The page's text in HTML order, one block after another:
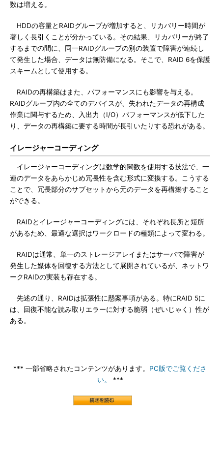
数は増える。
HDDの容量とRAIDグループが増加すると、リカバリー時間が
著しく長引くことが分かっている。その結果、リカバリーが終了
するまでの間に、同一RAIDグループの別の装置で障害が連続し
て発生した場合、データは無防備になる。そこで、RAID 6を保護
スキームとして使用する。
RAIDの再構築はまた、パフォーマンスにも影響を与える。
RAIDグループ内の全てのデバイスが、失われたデータの再構成
作業に関与するため、入出力（I/O）パフォーマンスが低下した
り、データの再構築に要する時間が長引いたりする恐れがある。
イレージャーコーディング
イレージャーコーディングは数学的関数を使用する技法で、一
連のデータをあらかじめ冗長性を含む形式に変換する。こうする
ことで、冗長部分のサブセットから元のデータを再構築すること
ができる。
RAIDとイレージャーコーディングには、それぞれ長所と短所
があるため、最適な選択はワークロードの種類によって変わる。
RAIDは通常、単一のストレージアレイまたはサーバで障害が
発生した媒体を回復する方法として展開されているが、ネットワ
ークRAIDの実装も存在する。
先述の通り、RAIDは拡張性に懸案事項がある。特にRAID 5に
は、回復不能な読み取りエラーに対する脆弱（ぜいじゃく）性が
ある。
*** 一部省略されたコンテンツがあります。 PC版でご覧くださ
い。
***